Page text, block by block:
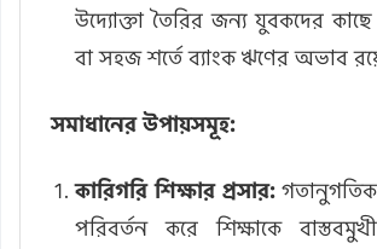
উদ্যোক্তা তৈরির জন্য যুবকদের
বা সহজ শর্তে ব্যাংক ঋণের অভাব
সমাধানের উপায়সমূহ:
কারিগরি শিক্ষার প্রসার:গতানুগতিক
পরিবর্তন করে শিক্ষাকে